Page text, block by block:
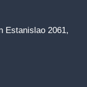
Estanislao 2061,